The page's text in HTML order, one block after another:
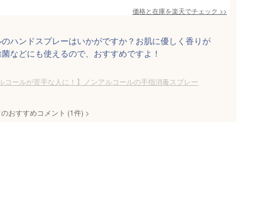
価格と在庫を楽天でチェック >>
ハンドスプレーはいかがですか？お肌に優しく香りが
などにも使えるので、おすすめですよ！
コールが苦手な人に！】ノンアルコールの手指消毒スプレー
おすすめコメント (1件) >